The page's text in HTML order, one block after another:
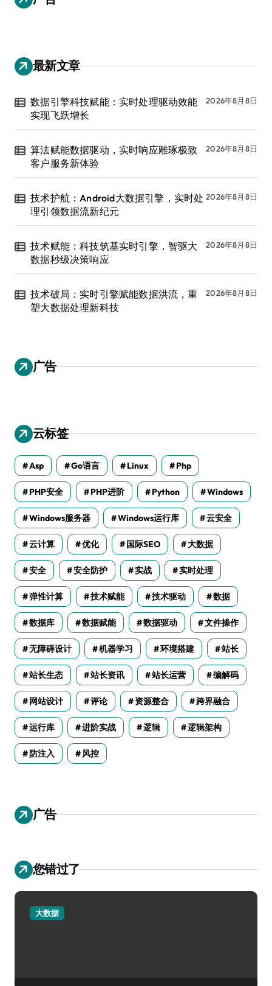
最新文章
数据引擎科技赋能：实时处理驱动效能
实现飞跃增长
2026年8月8日
算法赋能数据驱动，实时响应雕琢极致
客户服务新体验
2026年8月8日
技术护航：Android大数据引擎，实时处
理引领数据流新纪元
2026年8月8日
技术赋能：科技筑基实时引擎，智驱大
数据秒级决策响应
2026年8月8日
技术破局：实时引擎赋能数据洪流，重
塑大数据处理新科技
2026年8月8日
广告
云标签
Asp Go语言 Linux Php
PHP安全 PHP进阶 Python Windows
Windows服务器 Windows运行库 云安全
云计算 优化 国际SEO 大数据
安全 安全防护 实战 实时处理
弹性计算 技术赋能 技术驱动 数据
数据库 数据赋能 数据驱动 文件操作
无障碍设计 机器学习 环境搭建 站长
站长生态 站长资讯 站长运营 编解码
网站设计 评论 资源整合 跨界融合
运行库 进阶实战 逻辑 逻辑架构
防注入 风控
广告
您错过了
大数据